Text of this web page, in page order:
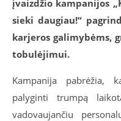
įvaizdžio kampanijos
sieki daugiau!“
karjeros galimybėms,
tobulėjimui.
Kampanija pabrėžia,
palyginti trumpą
vadovaujančiu